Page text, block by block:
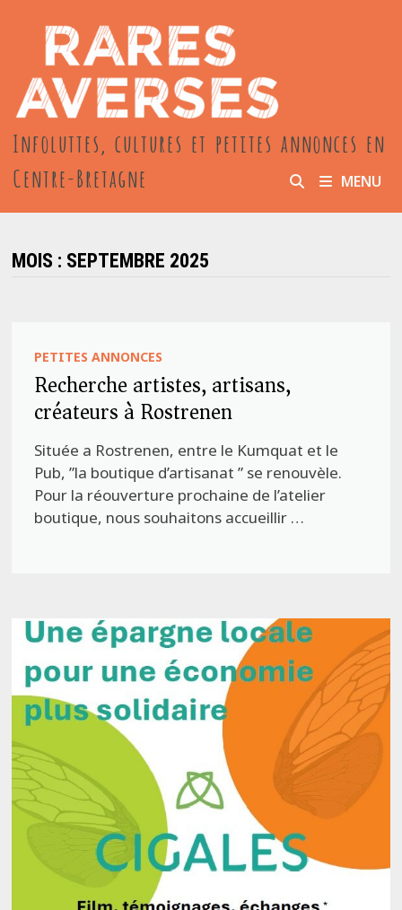
contenu
Infoluttes, cultures et petites annonces en
Centre-Bretagne
MENU
MOIS : SEPTEMBRE 2025
PETITES ANNONCES
Recherche artistes, artisans,
créateurs à Rostrenen
Située a Rostrenen, entre le Kumquat et le
Pub, ”la boutique d’artisanat ” se renouvèle.
Pour la réouverture prochaine de l’atelier
boutique, nous souhaitons accueillir …